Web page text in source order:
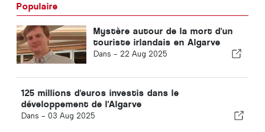
Populaire
Mystère autour de la mort d'un
touriste irlandais en Algarve
Dans - 22 Aug 2025
125 millions d'euros investis dans le
développement de l'Algarve
Dans - 03 Aug 2025